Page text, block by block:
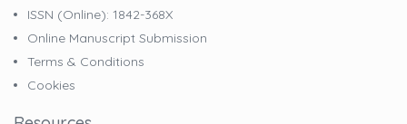
ISSN (online): 1842-368X
Online Manuscript Submission
Terms & Conditions
Cookies